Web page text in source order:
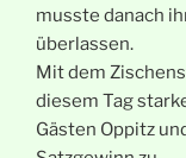
musste danach
überlassen.
Mit dem
diesem Tag
Gästen Oppitz